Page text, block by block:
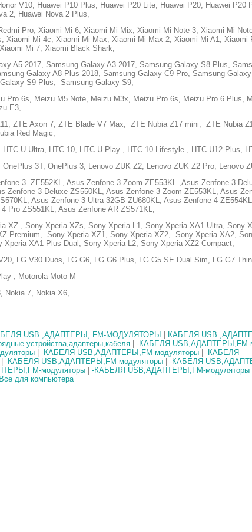
V10, Huawei P10 Plus, Huawei P20 Lite, Huawei P20, Huawei P20
2, Huawei Nova 2 Plus,
Pro, Xiaomi Mi-6, Xiaomi Mi Mix, Xiaomi Mi Note 3, Xiaomi Mi
Xiaomi Mi-4c, Xiaomi Mi Max, Xiaomi Mi Max 2, Xiaomi Mi A1, Xiaomi
Mi 7, Xiaomi Black Shark,
A5 2017, Samsung Galaxy A3 2017, Samsung Galaxy S8 Plus,
Galaxy A8 Plus 2018, Samsung Galaxy C9 Pro, Samsung
S9 Plus, Samsung Galaxy S9,
Pro 6s, Meizu M5 Note, Meizu M3x, Meizu Pro 6s, Meizu Pro 6 Plus,
E3,
ZTE Axon 7, ZTE Blade V7 Max, ZTE Nubia Z17 mini, ZTE Nubia
Red Magic,
U Ultra, HTC 10, HTC U Play , HTC 10 Lifestyle , HTC U12 Plus,
3T, OnePlus 3, Lenovo ZUK Z2, Lenovo ZUK Z2 Pro, Lenovo
3 ZE552KL, Asus Zenfone 3 Zoom ZE553KL ,Asus Zenfone 3
Zenfone 3 Deluxe ZS550KL, Asus Zenfone 3 Zoom ZE553KL, Asus
Asus Zenfone 3 Ultra 32GB ZU680KL, Asus Zenfone 4
Pro ZS551KL, Asus Zenfone AR ZS571KL,
XZ , Sony Xperia XZs, Sony Xperia L1, Sony Xperia XA1 Ultra, Sony
Premium, Sony Xperia XZ1, Sony Xperia XZ2, Sony Xperia XA2,
Xperia XA1 Plus Dual, Sony Xperia L2, Sony Xperia XZ2 Compact,
LG V30 Duos, LG G6, LG G6 Plus, LG G5 SE Dual Sim, LG G7
, Motorola Moto M
Nokia 7, Nokia X6,
USB ,АДАПТЕРЫ, FM-МОДУЛЯТОРЫ
КАБЕЛЯ USB
устройства,адаптеры,кабеля -КАБЕЛЯ USB,АДАПТЕРЫ,FM-
-КАБЕЛЯ USB,АДАПТЕРЫ,FM-модуляторы
-КАБЕЛЯ
-КАБЕЛЯ USB,АДАПТЕРЫ,FM-модуляторы
-КАБЕЛЯ
модуляторы -КАБЕЛЯ USB,АДАПТЕРЫ,FM-модуляторы
для компьютера